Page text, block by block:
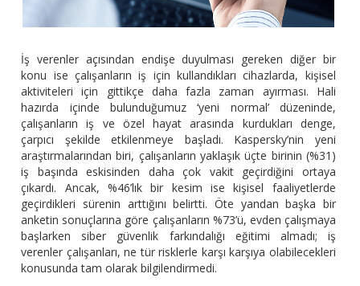
İş verenler açısından endişe duyulması gereken diğer bir
konu ise çalışanların iş için kullandıkları cihazlarda, kişisel
aktiviteleri için gittikçe daha fazla zaman ayırması. Hali
hazırda içinde bulunduğumuz ‘yeni normal’ düzeninde,
çalışanların iş ve özel hayat arasında kurdukları denge,
çarpıcı şekilde etkilenmeye başladı. Kaspersky’nin yeni
araştırmalarından biri, çalışanların yaklaşık üçte birinin (%31)
iş başında eskisinden daha çok vakit geçirdiğini ortaya
çıkardı. Ancak, %46’lık bir kesim ise kişisel faaliyetlerde
geçirdikleri sürenin arttığını belirtti. Öte yandan başka bir
anketin sonuçlarına göre çalışanların %73’ü, evden çalışmaya
başlarken siber güvenlik farkındalığı eğitimi almadı; iş
verenler çalışanları, ne tür risklerle karşı karşıya olabilecekleri
konusunda tam olarak bilgilendirmedi.